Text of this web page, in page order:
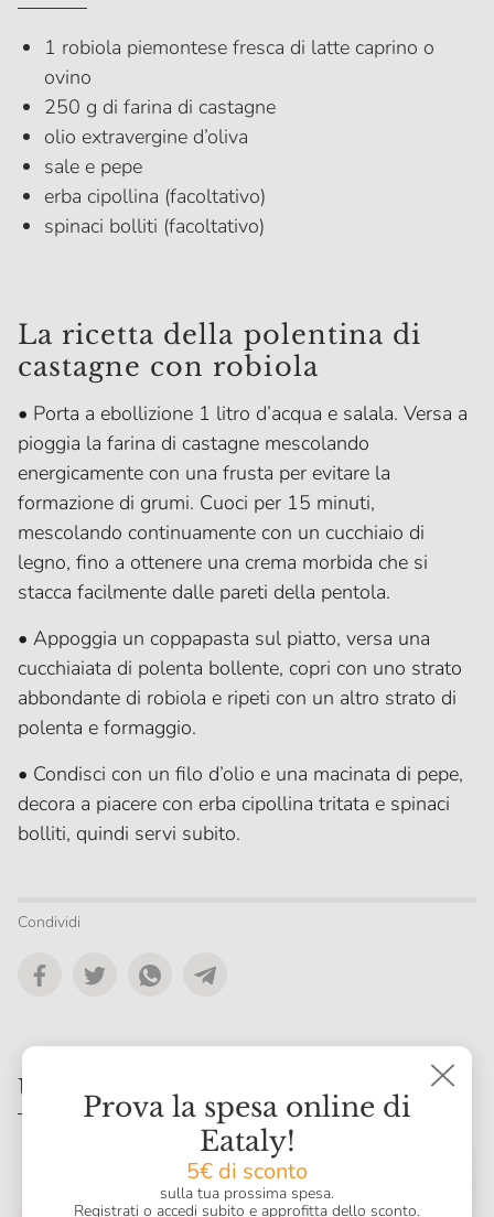
1 robiola piemontese fresca di latte caprino o
ovino
250 g di farina di castagne
olio extravergine d’oliva
sale e pepe
erba cipollina (facoltativo)
spinaci bolliti (facoltativo)
La ricetta della polentina di
castagne con robiola
• Porta a ebollizione 1 litro d’acqua e salala. Versa a
pioggia la farina di castagne mescolando
energicamente con una frusta per evitare la
formazione di grumi. Cuoci per 15 minuti,
mescolando continuamente con un cucchiaio di
legno, fino a ottenere una crema morbida che si
stacca facilmente dalle pareti della pentola.
• Appoggia un coppapasta sul piatto, versa una
cucchiaiata di polenta bollente, copri con uno strato
abbondante di robiola e ripeti con un altro strato di
polenta e formaggio.
• Condisci con un filo d’olio e una macinata di pepe,
decora a piacere con erba cipollina tritata e spinaci
bolliti, quindi servi subito.
Condividi
Ultime ricette
Prova la spesa online di
Eataly!
5€ di sconto
sulla tua prossima spesa.
Registrati o accedi subito e approfitta dello sconto.